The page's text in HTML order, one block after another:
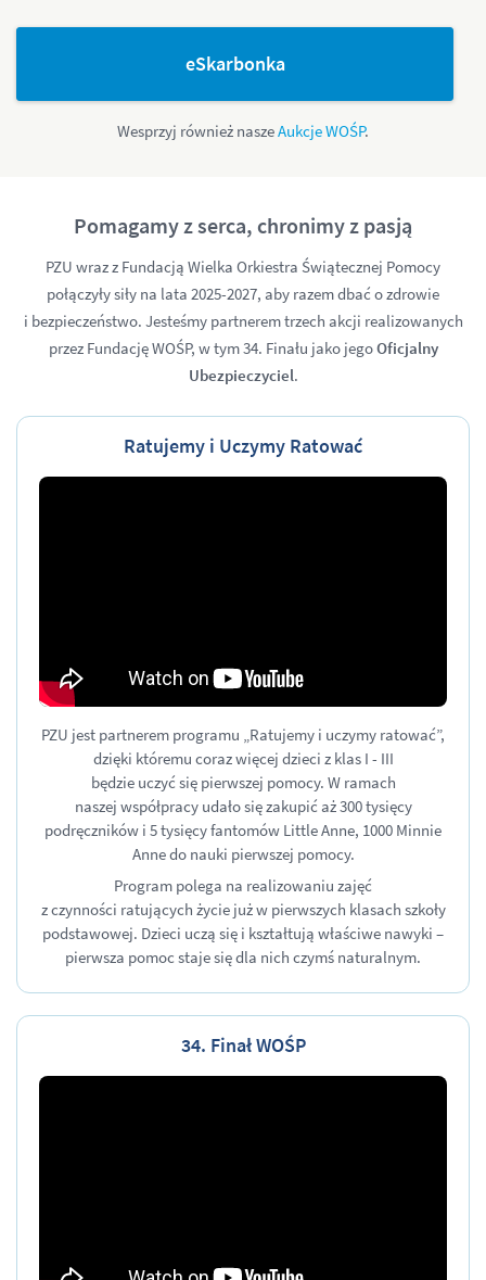
eSkarbonka
Wesprzyj również naszeAukcje WOŚP.
Pomagamy z serca, chronimy z pasją
PZU wraz z Fundacją Wielka Orkiestra Świątecznej Pomocy
połączyły siły na lata 2025-2027, aby razem dbać o zdrowie
i bezpieczeństwo. Jesteśmy partnerem trzech akcji realizowanych
przez Fundację WOŚP, w tym 34. Finału jako jegoOficjalny
Ubezpieczyciel.
Ratujemy i Uczymy Ratować
PZU jest partnerem programu „Ratujemy i uczymy ratować”,
dzięki któremu coraz więcej dzieci z klas I - III
będzie uczyć się pierwszej pomocy. W ramach
naszej współpracy udało się zakupić aż 300 tysięcy
podręczników i 5 tysięcy fantomów Little Anne, 1000 Minnie
Anne do nauki pierwszej pomocy.
Program polega na realizowaniu zajęć
z czynności ratujących życie już w pierwszych klasach szkoły
podstawowej. Dzieci uczą się i kształtują właściwe nawyki –
pierwsza pomoc staje się dla nich czymś naturalnym.
34. Finał WOŚP